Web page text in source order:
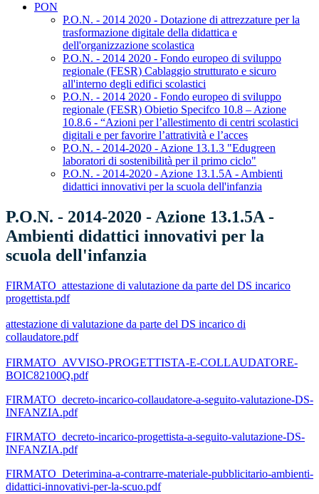
PON
P.O.N. - 2014 2020 - Dotazione di attrezzature per la
trasformazione digitale della didattica e
dell'organizzazione scolastica
P.O.N. - 2014 2020 - Fondo europeo di sviluppo
regionale (FESR) Cablaggio strutturato e sicuro
all'interno degli edifici scolastici
P.O.N. - 2014 2020 - Fondo europeo di sviluppo
regionale (FESR) Obietio Specifco 10.8 – Azione
10.8.6 - “Azioni per l’allestimento di centri scolastici
digitali e per favorire l’attratività e l’acces
P.O.N. - 2014-2020 - Azione 13.1.3 "Edugreen
laboratori di sostenibilità per il primo ciclo"
P.O.N. - 2014-2020 - Azione 13.1.5A - Ambienti
didattici innovativi per la scuola dell'infanzia
P.O.N. - 2014-2020 - Azione 13.1.5A -
Ambienti didattici innovativi per la
scuola dell'infanzia
FIRMATO_attestazione di valutazione da parte del DS incarico
progettista.pdf
attestazione di valutazione da parte del DS incarico di
collaudatore.pdf
FIRMATO_AVVISO-PROGETTISTA-E-COLLAUDATORE-
BOIC82100Q.pdf
FIRMATO_decreto-incarico-collaudatore-a-seguito-valutazione-DS-
INFANZIA.pdf
FIRMATO_decreto-incarico-progettista-a-seguito-valutazione-DS-
INFANZIA.pdf
FIRMATO_Deterimina-a-contrarre-materiale-pubblicitario-ambienti-
didattici-innovativi-per-la-scuo.pdf